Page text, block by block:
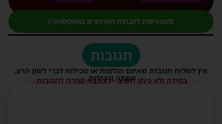
להצטרפות לקבוצת העדכונים בוואטסאפ
תגובות
אין לשלוח תגובות שאינם הולמות או מכילות דברי לשון הרע,
הסתה ורכילות.
במידה ולא ניתן להגיב - הכתבה סגורה לתגובות.